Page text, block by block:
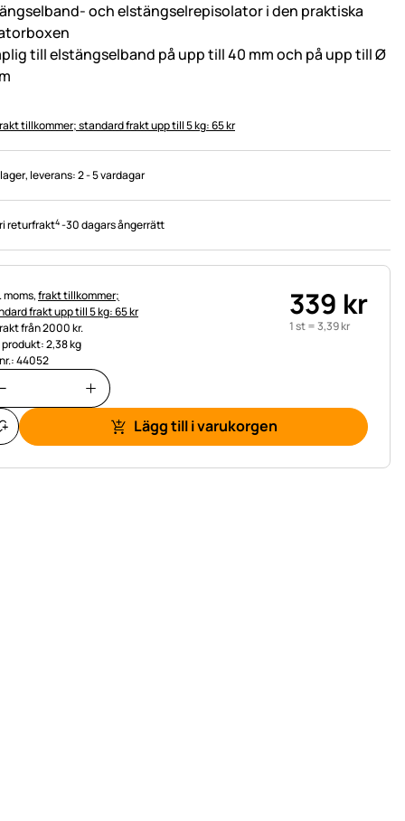
och elstängselrepisolator i den praktiska
till elstängselband på upp till 40 mm och på upp till Ø
tillkommer; standard frakt upp till 5 kg: 65 kr
, leverans:2 - 5 vardagar
returfrakt4-30 dagars ångerrätt
moms,frakt tillkommer;
frakt upp till 5 kg: 65 kr
från 2000 kr.
2,38 kg
44052
339 kr
1 st =3,39kr
Lägg till i varukorgen